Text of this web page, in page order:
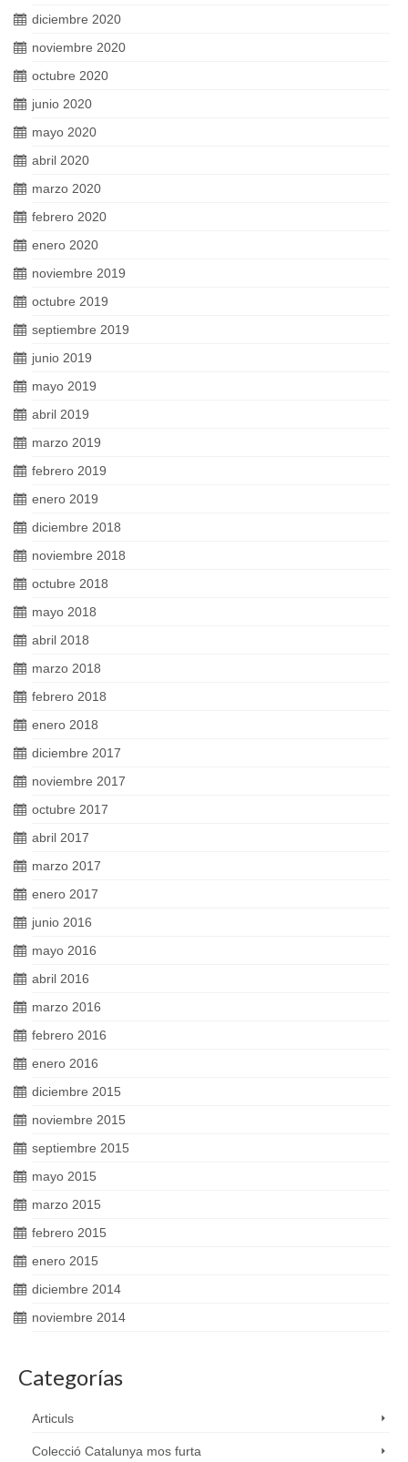
diciembre 2020
noviembre 2020
octubre 2020
junio 2020
mayo 2020
abril 2020
marzo 2020
febrero 2020
enero 2020
noviembre 2019
octubre 2019
septiembre 2019
junio 2019
mayo 2019
abril 2019
marzo 2019
febrero 2019
enero 2019
diciembre 2018
noviembre 2018
octubre 2018
mayo 2018
abril 2018
marzo 2018
febrero 2018
enero 2018
diciembre 2017
noviembre 2017
octubre 2017
abril 2017
marzo 2017
enero 2017
junio 2016
mayo 2016
abril 2016
marzo 2016
febrero 2016
enero 2016
diciembre 2015
noviembre 2015
septiembre 2015
mayo 2015
marzo 2015
febrero 2015
enero 2015
diciembre 2014
noviembre 2014
Categorías
Articuls
Colecció Catalunya mos furta